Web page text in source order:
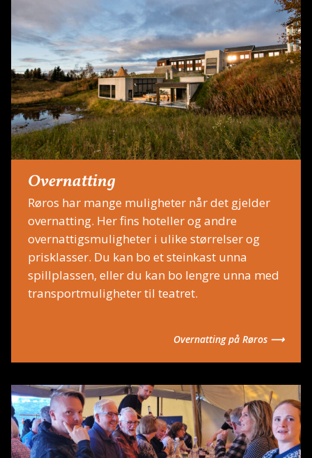
Overnatting
Røros har mange muligheter når det gjelder
overnatting. Her fins hoteller og andre
overnattigsmuligheter i ulike størrelser og
prisklasser. Du kan bo et steinkast unna
spillplassen, eller du kan bo lengre unna med
transportmuligheter til teatret.
Overnatting på Røros ⟶